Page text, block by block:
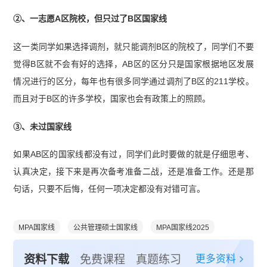
②、一志愿A区院校，但只过了B区国家线
这一类同学如果选择调剂，就只能调剂B区的院校了，同学们不要
觉得B区就不会有好的选择，AB区的区分只是国家根据地区发展
情况进行的区分，每年也有很多同学通过调剂了B区的211学校。
而且对于B区的许多学校，国家也会有政策上的照顾。
③、未过国家线
如果AB区的国家线都没有过，同学们此时要做的就是仔细思考、
认真决定，接下来是再次备考准备二战，还是准备工作。还是那
句话，只要不后悔，任何一项决定都没有对错可言。
MPA国家线 公共管理硕士国家线 MPA国家线2025
资料下载 免费课程 真题练习 更多资料